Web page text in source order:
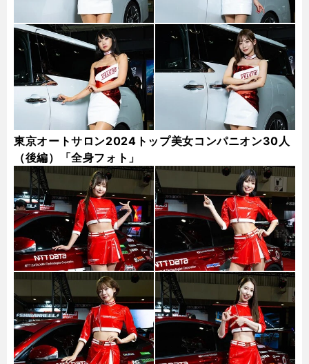
東京オートサロン2024トップ美女コンパニオン30人
（後編）「全身フォト」